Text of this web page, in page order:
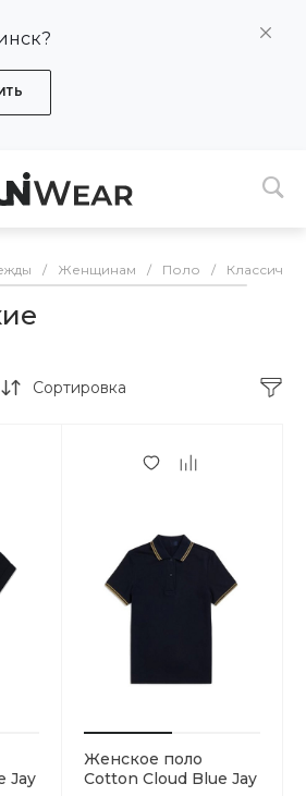
/ Женщинам / Поло /
Сортировка
Jay
Женское поло
Cotton Cloud Blue Jay